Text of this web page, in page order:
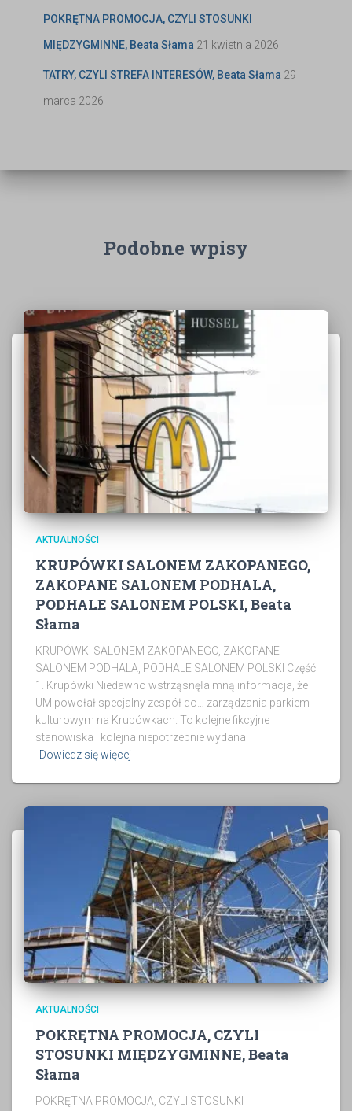
POKRĘTNA PROMOCJA, CZYLI STOSUNKI
MIĘDZYGMINNE, Beata Słama 21 kwietnia 2026
TATRY, CZYLI STREFA INTERESÓW, Beata Słama 29
marca 2026
Podobne wpisy
AKTUALNOŚCI
KRUPÓWKI SALONEM ZAKOPANEGO,
ZAKOPANE SALONEM PODHALA,
PODHALE SALONEM POLSKI, Beata
Słama
KRUPÓWKI SALONEM ZAKOPANEGO, ZAKOPANE
SALONEM PODHALA, PODHALE SALONEM POLSKI Część
1. Krupówki Niedawno wstrząsnęła mną informacja, że
UM powołał specjalny zespół do… zarządzania parkiem
kulturowym na Krupówkach. To kolejne fikcyjne
stanowiska i kolejna niepotrzebnie wydana
Dowiedz się więcej
AKTUALNOŚCI
POKRĘTNA PROMOCJA, CZYLI
STOSUNKI MIĘDZYGMINNE, Beata
Słama
POKRĘTNA PROMOCJA, CZYLI STOSUNKI